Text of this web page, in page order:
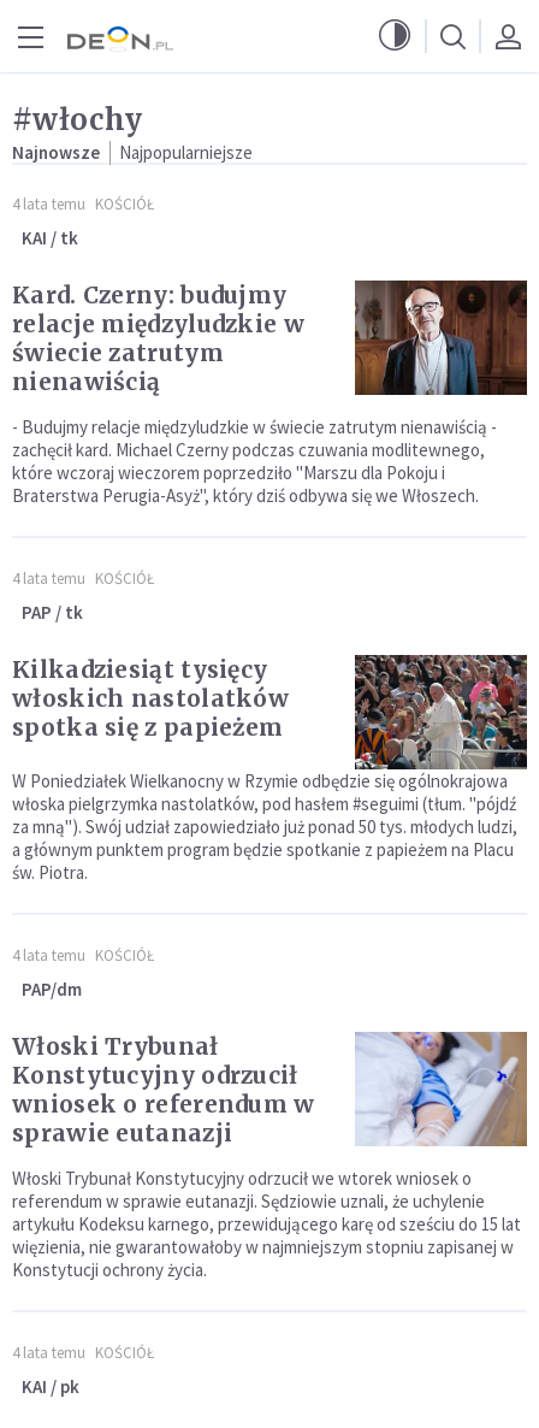
#włochy
Najnowsze Najpopularniejsze
4 lata temu KOŚCIÓŁ
KAI / tk
Kard. Czerny: budujmy
relacje międzyludzkie w
świecie zatrutym
nienawiścią
- Budujmy relacje międzyludzkie w świecie zatrutym nienawiścią -
zachęcił kard. Michael Czerny podczas czuwania modlitewnego,
które wczoraj wieczorem poprzedziło "Marszu dla Pokoju i
Braterstwa Perugia-Asyż", który dziś odbywa się we Włoszech.
4 lata temu KOŚCIÓŁ
PAP / tk
Kilkadziesiąt tysięcy
włoskich nastolatków
spotka się z papieżem
W Poniedziałek Wielkanocny w Rzymie odbędzie się ogólnokrajowa
włoska pielgrzymka nastolatków, pod hasłem #seguimi (tłum. "pójdź
za mną"). Swój udział zapowiedziało już ponad 50 tys. młodych ludzi,
a głównym punktem program będzie spotkanie z papieżem na Placu
św. Piotra.
4 lata temu KOŚCIÓŁ
PAP/dm
Włoski Trybunał
Konstytucyjny odrzucił
wniosek o referendum w
sprawie eutanazji
Włoski Trybunał Konstytucyjny odrzucił we wtorek wniosek o
referendum w sprawie eutanazji. Sędziowie uznali, że uchylenie
artykułu Kodeksu karnego, przewidującego karę od sześciu do 15 lat
więzienia, nie gwarantowałoby w najmniejszym stopniu zapisanej w
Konstytucji ochrony życia.
4 lata temu KOŚCIÓŁ
KAI / pk